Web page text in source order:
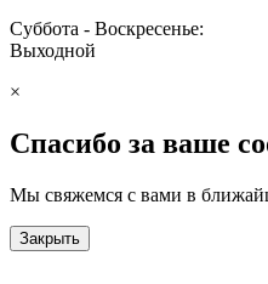
Суббота - Воскресенье:
Выходной
×
Спасибо за ваше
Мы свяжемся с вами в
Закрыть